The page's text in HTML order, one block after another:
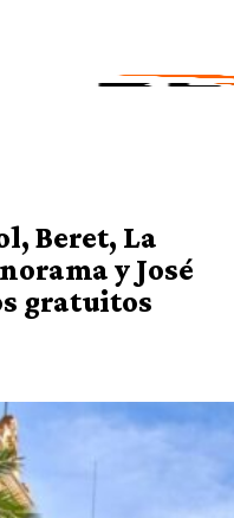
Beret, La
y José
gratuitos